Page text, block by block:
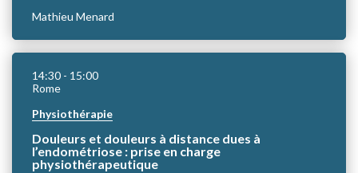
Mathieu Menard
14:30 - 15:00
Rome
Physiothérapie
Douleurs et douleurs à distance dues à
l’endométriose : prise en charge
physiothérapeutique